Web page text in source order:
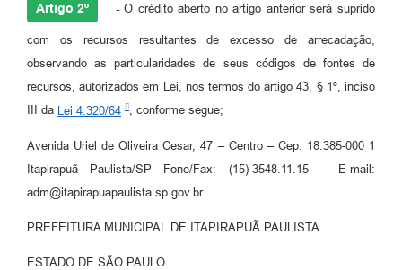
Artigo 2º -O crédito aberto no artigo anterior será suprido
com os recursos resultantes de excesso de arrecadação,
observando as particularidades de seus códigos de fontes de
recursos, autorizados em Lei, nos termos do artigo 43, § 1º, inciso
III da Lei 4.320/64 , conforme segue;
Avenida Uriel de Oliveira Cesar, 47 – Centro – Cep: 18.385-000 1
Itapirapuã Paulista/SP Fone/Fax: (15)-3548.11.15 – E-mail:
adm@itapirapuapaulista.sp.gov.br
PREFEITURA MUNICIPAL DE ITAPIRAPUÃ PAULISTA
ESTADO DE SÃO PAULO